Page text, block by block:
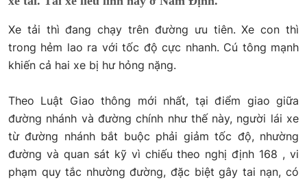
Xe tải thì đang chạy trên đường ưu tiên. Xe con thì
trong hẻm lao ra với tốc độ cực nhanh. Cú tông mạnh
khiến cả hai xe bị hư hỏng nặng.
Theo Luật Giao thông mới nhất, tại điểm giao giữa
đường nhánh và đường chính như thế này, người lái xe
từ đường nhánh bắt buộc phải giảm tốc độ, nhường
đường và quan sát kỹ vì chiếu theo nghị định 168 , vi
phạm quy tắc nhường đường, đặc biệt gây tai nạn, có